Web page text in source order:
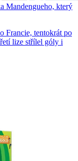
Mandengueho, který
Francie, tentokrát po
lize střílel góly i